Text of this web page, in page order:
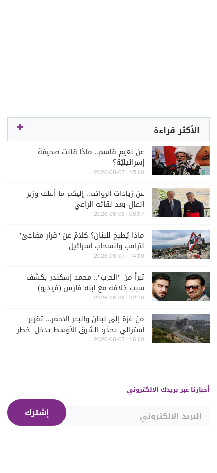
الأكثر قراءة
عن نعيم قاسم.. ماذا قالت صحيفة
إسرائيليّة؟
15:00 | 2026-08-07
عن زيادات الرواتب.. إليكم ما أعلنه وزير
المال بعد لقائه الراعي
08:07 | 2026-08-08
ماذا يُطبخ للبنان؟ كلامٌ عن "قرار مفاجئ"
لترامب وانسحاب إسرائيل
14:00 | 2026-08-07
تبرأ من "الحزب".. محمد إسكندر يكشف
سبب خلافه مع ابنه فارس (فيديو)
02:10 | 2026-08-08
من غزة إلى لبنان والبحر الأحمر... تقرير
أسترالي يحذر: الشرق الأوسط يدخل أخطر
مراحله
16:00 | 2026-08-07
أخبارنا عبر بريدك الالكتروني
إشترك